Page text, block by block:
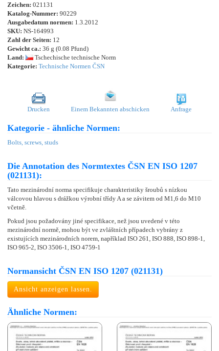
Zeichen: 021131
Katalog-Nummer: 90229
Ausgabedatum normen: 1.3.2012
SKU: NS-164993
Zahl der Seiten: 12
Gewicht ca.: 36 g (0.08 Pfund)
Land:
Tschechische technische Norm
Kategorie: Technische Normen ČSN
Drucken Einem Bekannten abschicken Anfrage
Kategorie - ähnliche Normen:
Bolts, screws, studs
Die Annotation des Normtextes ČSN EN ISO 1207
(021131):
Tato mezinárodní norma specifikuje charakteristiky šroubů s nízkou
válcovou hlavou s drážkou výrobní třídy A a se závitem od M1,6 do M10
včetně.
Pokud jsou požadovány jiné specifikace, než jsou uvedené v této
mezinárodní normě, mohou být ve zvláštních případech vybrány z
existujících mezinárodních norem, například ISO 261, ISO 888, ISO 898-1,
ISO 965-2, ISO 3506-1, ISO 4759-1
Normansicht ČSN EN ISO 1207 (021131)
Ansicht anzeigen lassen.
Ähnliche Normen: